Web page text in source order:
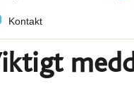
Kontakt